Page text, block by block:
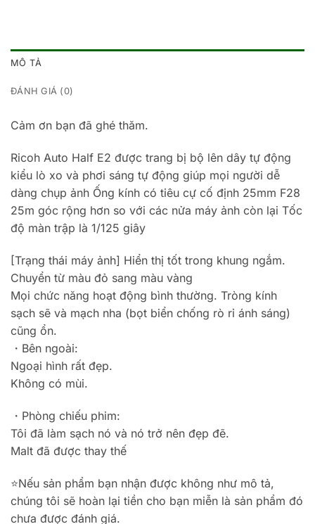
MÔ TẢ
ĐÁNH GIÁ (0)
Cảm ơn bạn đã ghé thăm.
Ricoh Auto Half E2 được trang bị bộ lên dây tự động
kiểu lò xo và phơi sáng tự động giúp mọi người dễ
dàng chụp ảnh Ống kính có tiêu cự cố định 25mm F28
25m góc rộng hơn so với các nửa máy ảnh còn lại Tốc
độ màn trập là 1/125 giây
[Trạng thái máy ảnh] Hiển thị tốt trong khung ngắm.
Chuyển từ màu đỏ sang màu vàng
Mọi chức năng hoạt động bình thường. Tròng kính
sạch sẽ và mạch nha (bọt biển chống rò rỉ ánh sáng)
cũng ổn.
・Bên ngoài:
Ngoại hình rất đẹp.
Không có mùi.
・Phòng chiếu phim:
Tôi đã làm sạch nó và nó trở nên đẹp đẽ.
Malt đã được thay thế
⭐️Nếu sản phẩm bạn nhận được không như mô tả,
chúng tôi sẽ hoàn lại tiền cho bạn miễn là sản phẩm đó
chưa được đánh giá.